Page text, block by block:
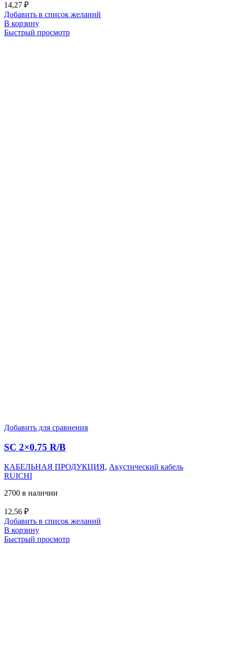
14,27 ₽
Добавить в список желаний
В корзину
Быстрый просмотр
Добавить для сравнения
SC 2×0.75 R/B
КАБЕЛЬНАЯ ПРОДУКЦИЯ, Акустический кабель
RUICHI
2700 в наличии
12,56 ₽
Добавить в список желаний
В корзину
Быстрый просмотр